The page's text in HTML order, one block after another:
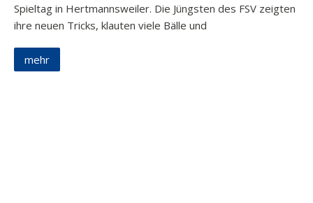
Spieltag in Hertmannsweiler. Die Jüngsten des FSV zeigten
ihre neuen Tricks, klauten viele Bälle und
mehr